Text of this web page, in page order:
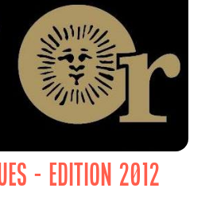
- EDITION 2012